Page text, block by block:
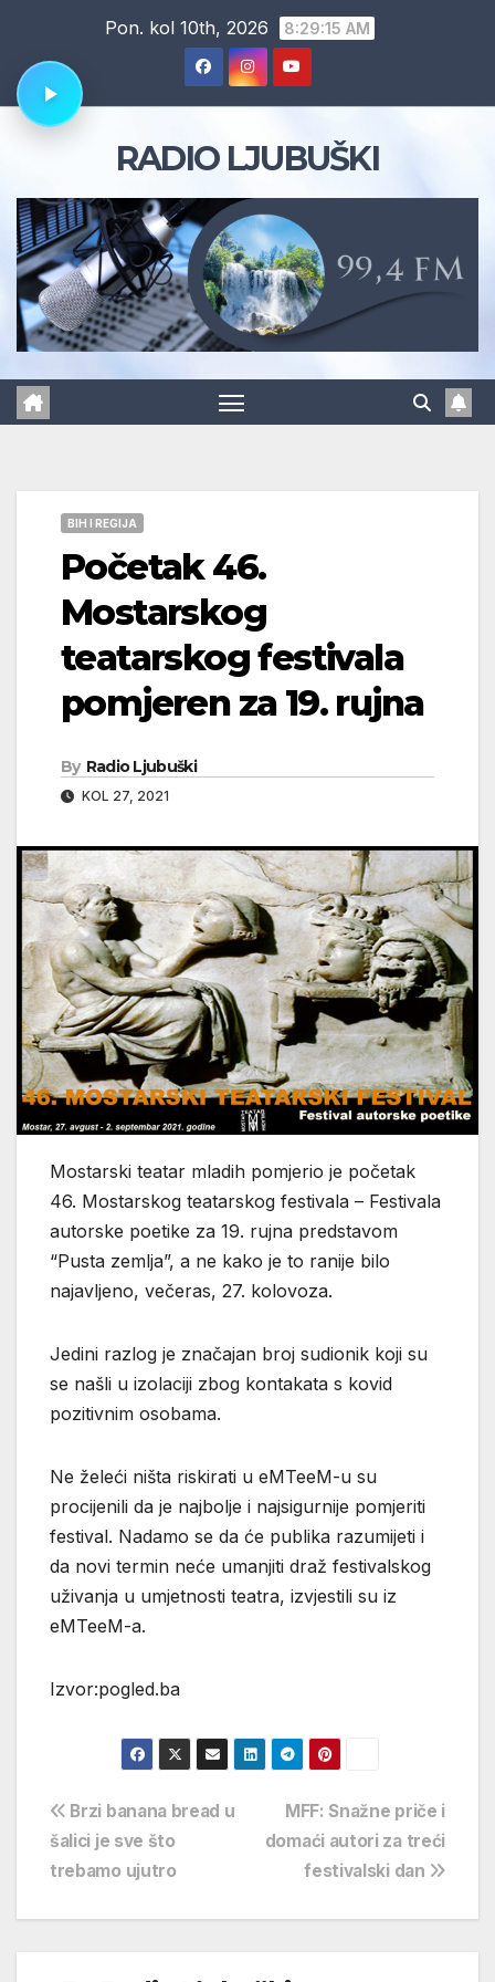
content
Pon. kol 10th, 2026 8:29:16 AM
RADIO LJUBUŠKI
BIH I REGIJA
Početak 46.
Mostarskog
teatarskog festivala
pomjeren za 19. rujna
By Radio Ljubuški
KOL 27, 2021
Mostarski teatar mladih pomjerio je početak
46. Mostarskog teatarskog festivala – Festivala
autorske poetike za 19. rujna predstavom
“Pusta zemlja”, a ne kako je to ranije bilo
najavljeno, večeras, 27. kolovoza.
Jedini razlog je značajan broj sudionik koji su
se našli u izolaciji zbog kontakata s kovid
pozitivnim osobama.
Ne želeći ništa riskirati u eMTeeM-u su
procijenili da je najbolje i najsigurnije pomjeriti
festival. Nadamo se da će publika razumijeti i
da novi termin neće umanjiti draž festivalskog
uživanja u umjetnosti teatra, izvjestili su iz
eMTeeM-a.
Izvor:pogled.ba
Navigacija
objava
MFF: Snažne priče i
domaći autori za treći
festivalski dan
Brzi banana bread u
šalici je sve što
trebamo ujutro